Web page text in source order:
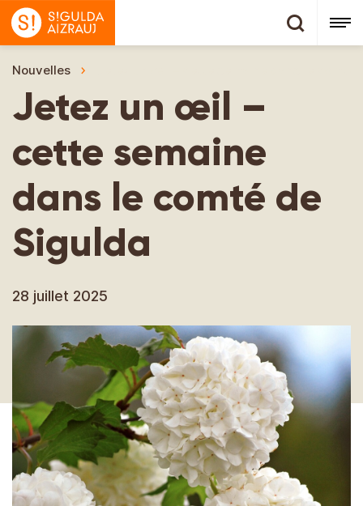
Nouvelles
Jetez un œil –
cette semaine
dans le comté de
Sigulda
28 juillet 2025